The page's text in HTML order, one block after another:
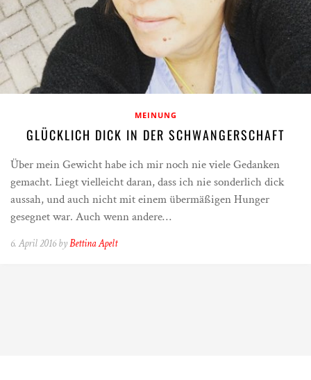
MEINUNG
GLÜCKLICH DICK IN DER SCHWANGERSCHAFT
Über mein Gewicht habe ich mir noch nie viele Gedanken
gemacht. Liegt vielleicht daran, dass ich nie sonderlich dick
aussah, und auch nicht mit einem übermäßigen Hunger
gesegnet war. Auch wenn andere…
6. April 2016 byBettina Apelt